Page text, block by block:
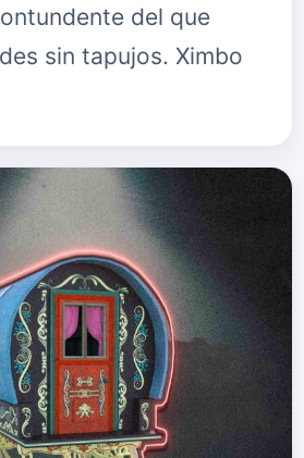
del que
sin tapujos. Ximbo